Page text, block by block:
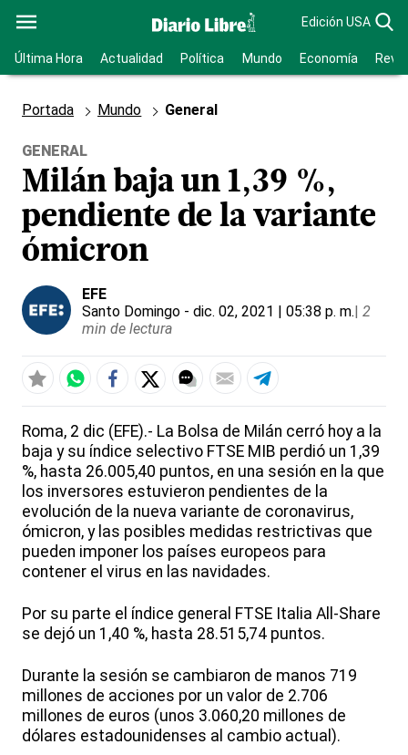
Edición USA
Última Hora Actualidad Política Mundo Economía
Portada Mundo General
GENERAL
Milán baja un 1,39 %,
pendiente de la variante
ómicron
EFE
Santo Domingo - dic. 02, 2021 | 05:38 p. m.| 2
min de lectura
Roma, 2 dic (EFE).- La Bolsa de Milán cerró hoy a la
baja y su índice selectivo FTSE MIB perdió un 1,39
%, hasta 26.005,40 puntos, en una sesión en la que
los inversores estuvieron pendientes de la
evolución de la nueva variante de coronavirus,
ómicron, y las posibles medidas restrictivas que
pueden imponer los países europeos para
contener el virus en las navidades.
Por su parte el índice general FTSE Italia All-Share
se dejó un 1,40 %, hasta 28.515,74 puntos.
Durante la sesión se cambiaron de manos 719
millones de acciones por un valor de 2.706
millones de euros (unos 3.060,20 millones de
dólares estadounidenses al cambio actual).